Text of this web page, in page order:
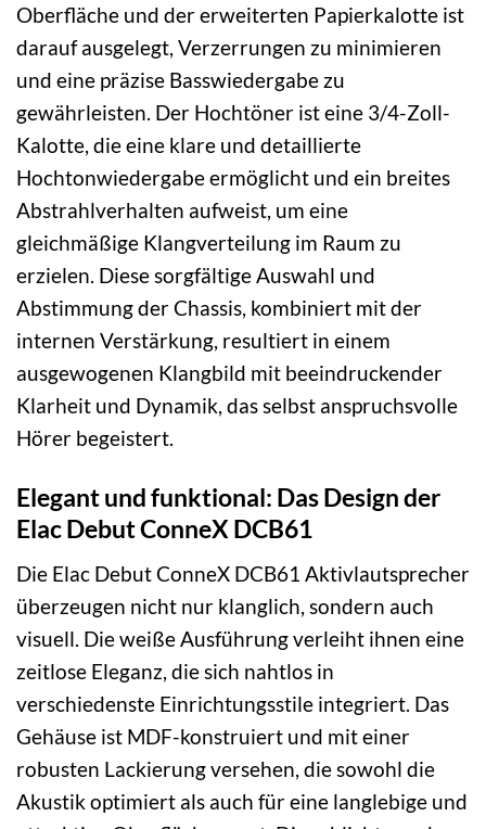
Oberfläche und der erweiterten Papierkalotte ist
darauf ausgelegt, Verzerrungen zu minimieren
und eine präzise Basswiedergabe zu
gewährleisten. Der Hochtöner ist eine 3/4-Zoll-
Kalotte, die eine klare und detaillierte
Hochtonwiedergabe ermöglicht und ein breites
Abstrahlverhalten aufweist, um eine
gleichmäßige Klangverteilung im Raum zu
erzielen. Diese sorgfältige Auswahl und
Abstimmung der Chassis, kombiniert mit der
internen Verstärkung, resultiert in einem
ausgewogenen Klangbild mit beeindruckender
Klarheit und Dynamik, das selbst anspruchsvolle
Hörer begeistert.
Elegant und funktional: Das Design der
Elac Debut ConneX DCB61
Die Elac Debut ConneX DCB61 Aktivlautsprecher
überzeugen nicht nur klanglich, sondern auch
visuell. Die weiße Ausführung verleiht ihnen eine
zeitlose Eleganz, die sich nahtlos in
verschiedenste Einrichtungsstile integriert. Das
Gehäuse ist MDF-konstruiert und mit einer
robusten Lackierung versehen, die sowohl die
Akustik optimiert als auch für eine langlebige und